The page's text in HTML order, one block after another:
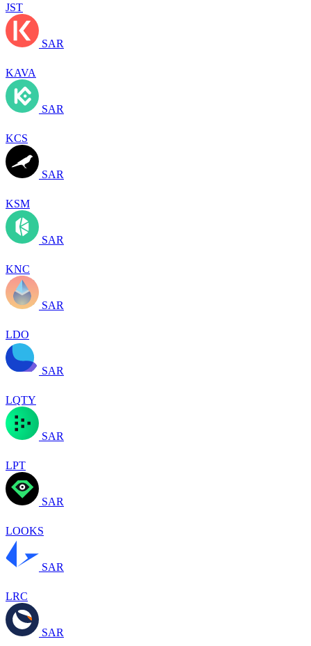
JST
SAR
KAVA
SAR
KCS
SAR
KSM
SAR
KNC
SAR
LDO
SAR
LQTY
SAR
LPT
SAR
LOOKS
SAR
LRC
SAR